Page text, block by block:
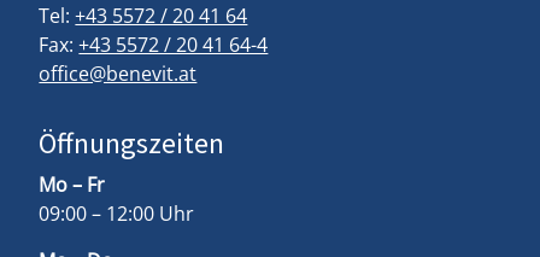
Tel:+43 5572 / 20 41 64
Fax:+43 5572 / 20 41 64-4
office@benevit.at
Öffnungszeiten
Mo – Fr
09:00 – 12:00 Uhr